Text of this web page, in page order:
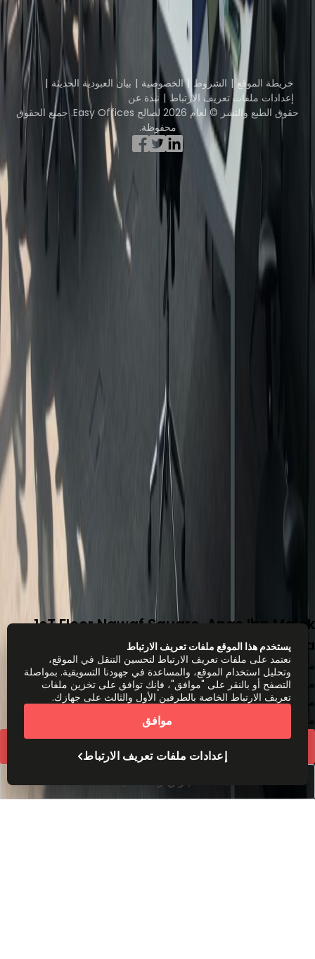
1sT Floor,Nawaf Square, Anas Ibn Malek
street, Al Malqa
مساحة المكتب
من
SAR2899
شخص/شهر
مكاتب العمل المشترك
من
احجز زيارة للمعاينة
Davinci Virtual
Incendium
Instant Group
خريطة الموقع الشروط الخصوصية
بيان العبودية الحديثة
إعدادات ملفات تعريف الارتباط
نبذة عن
حقوق الطبع والنشر © لعام 2026 لصالح Easy Offices. جميع الحقوق
محفوظة.
يستخدم هذا الموقع ملفات تعريف الارتباط
نعتمد على ملفات تعريف الارتباط لتحسين التنقل في الموقع،
وتحليل استخدام الموقع، والمساعدة في جهودنا التسويقية. بمواصلة
التصفح أو بالنقر على "موافق"، فإنك توافق على تخزين ملفات
تعريف الارتباط الخاصة بالطرفين الأول والثالث على جهازك.
إعدادات ملفات تعريف الارتباط
موافق